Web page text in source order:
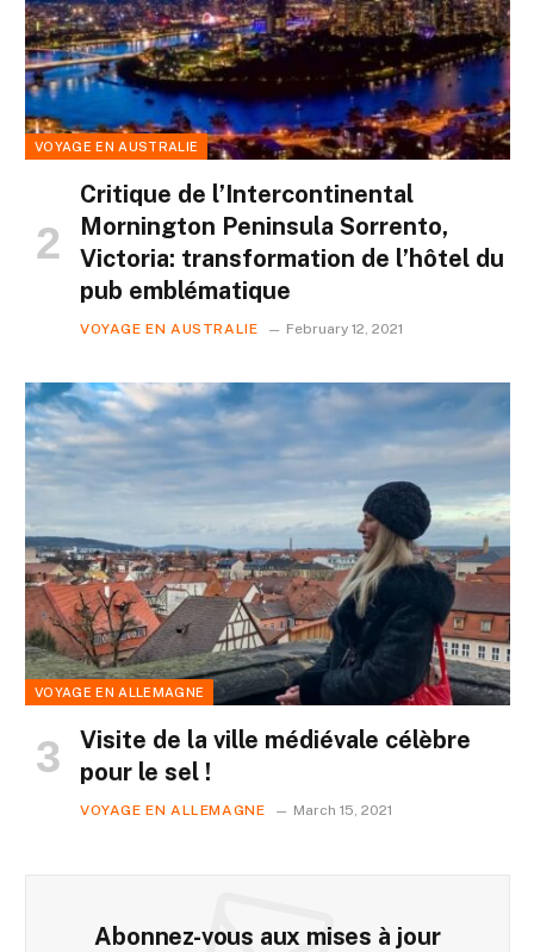
VOYAGE EN AUSTRALIE
Critique de l’Intercontinental
Mornington Peninsula Sorrento,
Victoria: transformation de l’hôtel du
pub emblématique
VOYAGE EN AUSTRALIE February 12, 2021
VOYAGE EN ALLEMAGNE
Visite de la ville médiévale célèbre
pour le sel !
VOYAGE EN ALLEMAGNE March 15, 2021
Abonnez-vous aux mises à jour